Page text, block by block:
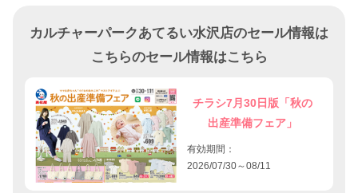
カルチャーパークあてるい水沢店のセール情報は
こちらのセール情報はこちら
チラシ7月30日版「秋の
出産準備フェア」
有効期間：
2026/07/30～08/11